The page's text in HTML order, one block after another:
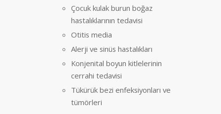
Çocuk kulak burun boğaz
hastalıklarının tedavisi
Otitis media
Alerji ve sinüs hastalıkları
Konjenital boyun kitlelerinin
cerrahi tedavisi
Tükürük bezi enfeksiyonları ve
tümörleri